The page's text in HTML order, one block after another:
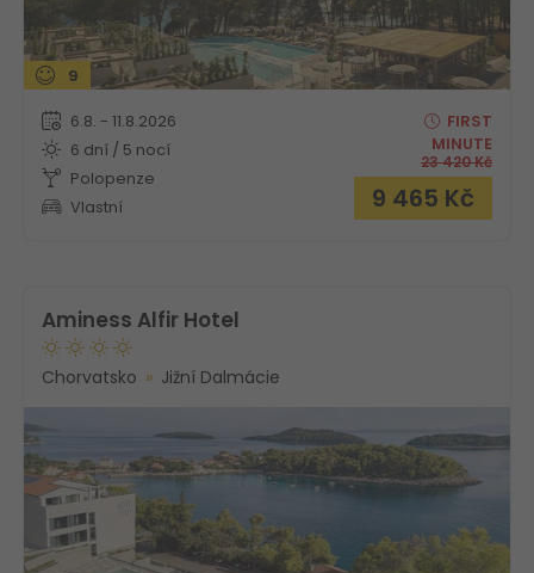
9
6.8. - 11.8.2026
6 dní / 5 nocí
Polopenze
Vlastní
FIRST
MINUTE
23 420Kč
9 465 Kč
Aminess Alfir Hotel
Chorvatsko Jižní Dalmácie